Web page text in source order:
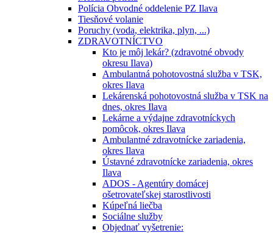
Polícia Obvodné oddelenie PZ Ilava
Tiesňové volanie
Poruchy (voda, elektrika, plyn, ...)
ZDRAVOTNÍCTVO
Kto je môj lekár? (zdravotné obvody
okresu Ilava)
Ambulantná pohotovostná služba v TSK,
okres Ilava
Lekárenská pohotovostná služba v TSK na
dnes, okres Ilava
Lekárne a výdajne zdravotníckych
pomôcok, okres Ilava
Ambulantné zdravotnícke zariadenia,
okres Ilava
Ústavné zdravotnícke zariadenia, okres
Ilava
ADOS - Agentúry domácej
ošetrovateľskej starostlivosti
Kúpeľná liečba
Sociálne služby
Objednať vyšetrenie: